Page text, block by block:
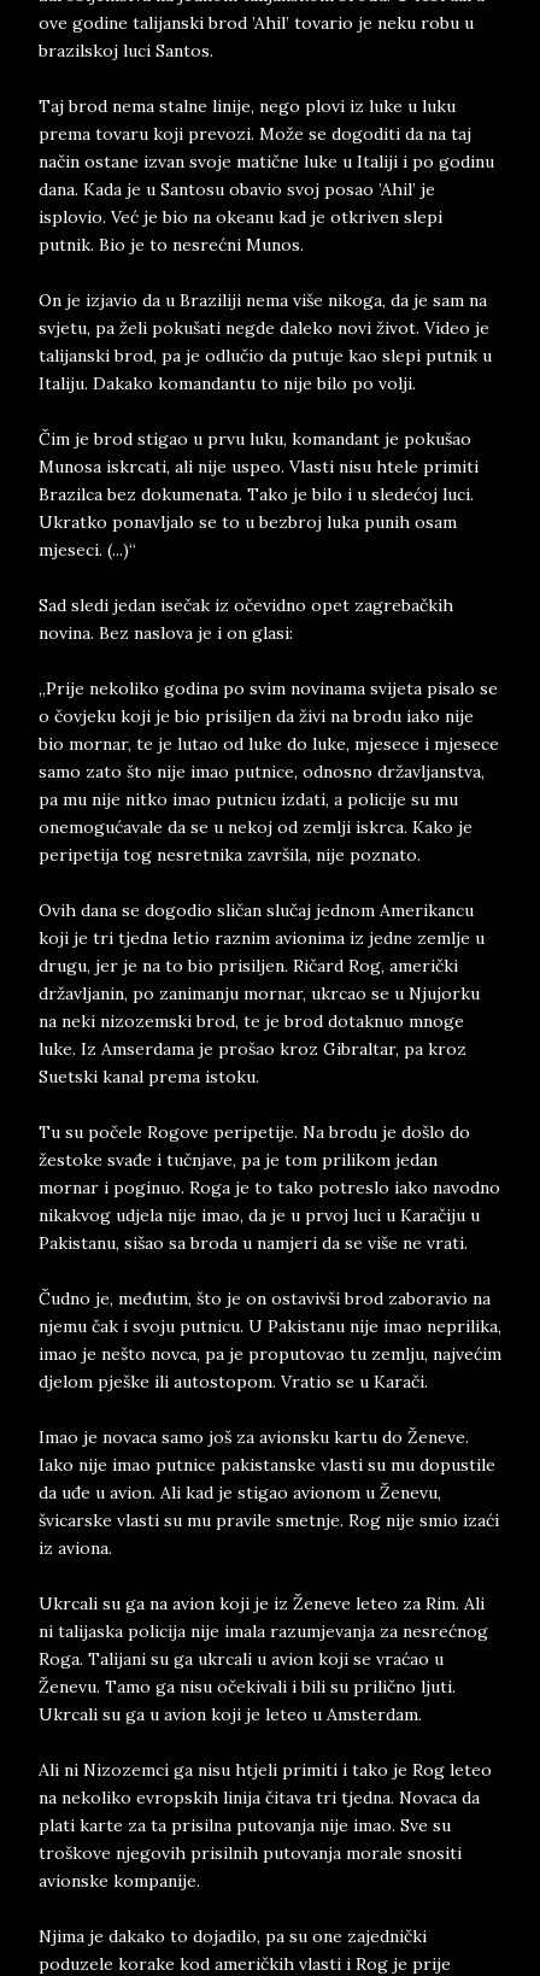
ove godine talijanski brod ’Ahil’ tovario je neku robu u
brazilskoj luci Santos.
Taj brod nema stalne linije, nego plovi iz luke u luku
prema tovaru koji prevozi. Može se dogoditi da na taj
način ostane izvan svoje matične luke u Italiji i po godinu
dana. Kada je u Santosu obavio svoj posao ’Ahil’ je
isplovio. Već je bio na okeanu kad je otkriven slepi
putnik. Bio je to nesrećni Munos.
On je izjavio da u Braziliji nema više nikoga, da je sam na
svjetu, pa želi pokušati negde daleko novi život. Video je
talijanski brod, pa je odlučio da putuje kao slepi putnik u
Italiju. Dakako komandantu to nije bilo po volji.
Čim je brod stigao u prvu luku, komandant je pokušao
Munosa iskrcati, ali nije uspeo. Vlasti nisu htele primiti
Brazilca bez dokumenata. Tako je bilo i u sledećoj luci.
Ukratko ponavljalo se to u bezbroj luka punih osam
mjeseci. (...)“
Sad sledi jedan isečak iz očevidno opet zagrebačkih
novina. Bez naslova je i on glasi:
„Prije nekoliko godina po svim novinama svijeta pisalo se
o čovjeku koji je bio prisiljen da živi na brodu iako nije
bio mornar, te je lutao od luke do luke, mjesece i mjesece
samo zato što nije imao putnice, odnosno državljanstva,
pa mu nije nitko imao putnicu izdati, a policije su mu
onemogućavale da se u nekoj od zemlji iskrca. Kako je
peripetija tog nesretnika završila, nije poznato.
Ovih dana se dogodio sličan slučaj jednom Amerikancu
koji je tri tjedna letio raznim avionima iz jedne zemlje u
drugu, jer je na to bio prisiljen. Ričard Rog, američki
državljanin, po zanimanju mornar, ukrcao se u Njujorku
na neki nizozemski brod, te je brod dotaknuo mnoge
luke. Iz Amserdama je prošao kroz Gibraltar, pa kroz
Suetski kanal prema istoku.
Tu su počele Rogove peripetije. Na brodu je došlo do
žestoke svađe i tučnjave, pa je tom prilikom jedan
mornar i poginuo. Roga je to tako potreslo iako navodno
nikakvog udjela nije imao, da je u prvoj luci u Karačiju u
Pakistanu, sišao sa broda u namjeri da se više ne vrati.
Čudno je, međutim, što je on ostavivši brod zaboravio na
njemu čak i svoju putnicu. U Pakistanu nije imao neprilika,
imao je nešto novca, pa je proputovao tu zemlju, najvećim
djelom pješke ili autostopom. Vratio se u Karači.
Imao je novaca samo još za avionsku kartu do Ženeve.
Iako nije imao putnice pakistanske vlasti su mu dopustile
da uđe u avion. Ali kad je stigao avionom u Ženevu,
švicarske vlasti su mu pravile smetnje. Rog nije smio izaći
iz aviona.
Ukrcali su ga na avion koji je iz Ženeve leteo za Rim. Ali
ni talijaska policija nije imala razumjevanja za nesrećnog
Roga. Talijani su ga ukrcali u avion koji se vraćao u
Ženevu. Tamo ga nisu očekivali i bili su prilično ljuti.
Ukrcali su ga u avion koji je leteo u Amsterdam.
Ali ni Nizozemci ga nisu htjeli primiti i tako je Rog leteo
na nekoliko evropskih linija čitava tri tjedna. Novaca da
plati karte za ta prisilna putovanja nije imao. Sve su
troškove njegovih prisilnih putovanja morale snositi
avionske kompanije.
Njima je dakako to dojadilo, pa su one zajednički
poduzele korake kod američkih vlasti i Rog je prije